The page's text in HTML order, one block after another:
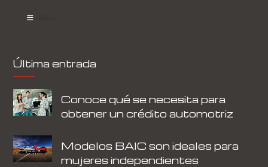
Última entrada
Conoce qué se necesita para
obtener un crédito automotriz
Modelos BAIC son ideales para
mujeres independientes